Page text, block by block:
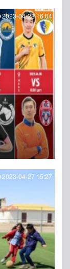
2023-04-28 16:04
2023-04-27 15:27